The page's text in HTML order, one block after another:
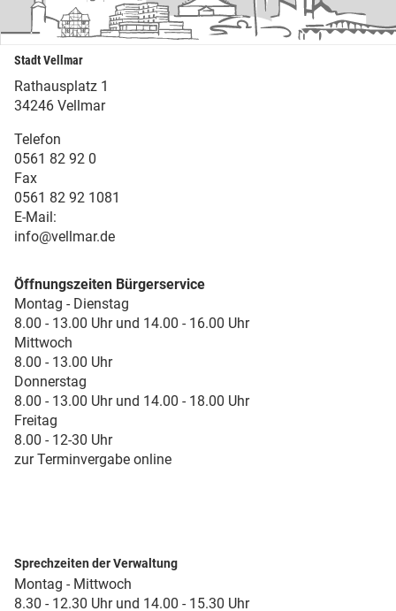
Stadt Vellmar
Rathausplatz 1
34246 Vellmar
Telefon
0561 82 92 0
Fax
0561 82 92 1081
E-Mail:
info@vellmar.de
Öffnungszeiten Bürgerservice
Montag - Dienstag
8.00 - 13.00 Uhr und 14.00 - 16.00 Uhr
Mittwoch
8.00 - 13.00 Uhr
Donnerstag
8.00 - 13.00 Uhr und 14.00 - 18.00 Uhr
Freitag
8.00 - 12-30 Uhr
zur Terminvergabe online
Sprechzeiten der Verwaltung
Montag - Mittwoch
8.30 - 12.30 Uhr und 14.00 - 15.30 Uhr